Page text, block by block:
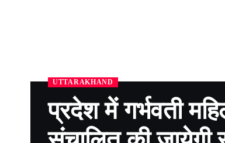
UTTARAKHAND
प्रदेश में गर्भवती